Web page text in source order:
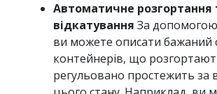
Автоматичне розгортання
відкатування За
ви можете описати бажаний
контейнерів, що
регульовано простежить за